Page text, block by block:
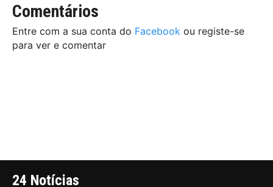
Comentários
Entre com a sua conta do Facebook ou registe-se
para ver e comentar
24 Notícias